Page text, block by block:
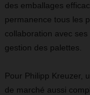
des emballages
permanence tous les
collaboration avec
gestion des palettes.
Pour Philipp Kreuzer,
de marché aussi